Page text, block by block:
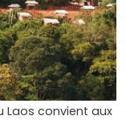
Laos convient aux